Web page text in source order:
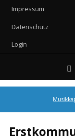
Impressum
Datenschutz
Login